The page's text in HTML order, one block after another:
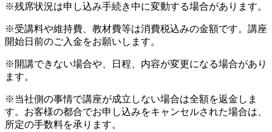
※残席状況は申し込み手続き中に変動する場合があります。
※受講料や維持費、教材費等は消費税込みの金額です。講座
開始日前のご入金をお願いします。
※開講できない場合や、日程、内容が変更になる場合があり
ます。
※当社側の事情で講座が成立しない場合は全額を返金しま
す。お客様の都合でお申し込みをキャンセルされた場合は、
所定の手数料を承ります。